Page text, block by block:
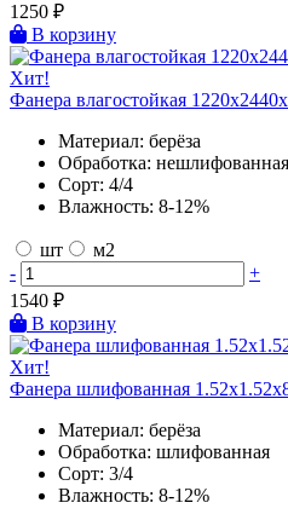
1250 ₽
В корзину
Хит!
Фанера влагостойкая
Материал: берёза
Обработка: нешлифованная
Сорт: 4/4
Влажность: 8-12%
шт
м2
-
+
1540 ₽
В корзину
Хит!
Фанера шлифованная
Материал: берёза
Обработка: шлифованная
Сорт: 3/4
Влажность: 8-12%